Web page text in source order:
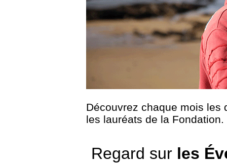
Découvrez chaque mois les
les lauréats de la Fondation.
Regard sur les